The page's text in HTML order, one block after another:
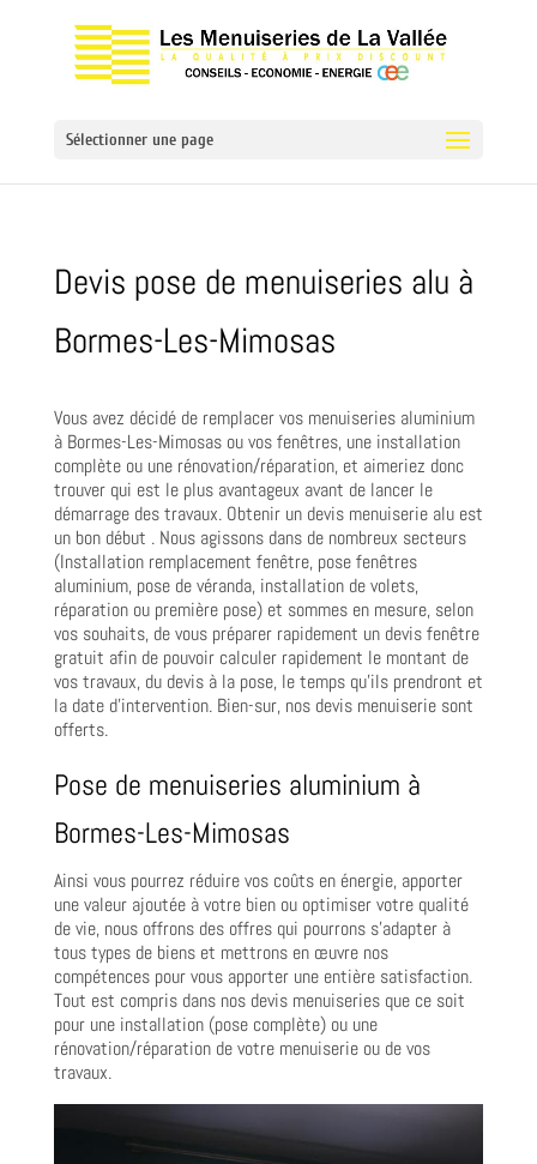
Sélectionner une page
Devis pose de menuiseries alu à
Bormes-Les-Mimosas
Vous avez décidé de remplacer vos menuiseries aluminium
à Bormes-Les-Mimosas ou vos fenêtres, une installation
complète ou une rénovation/réparation, et aimeriez donc
trouver qui est le plus avantageux avant de lancer le
démarrage des travaux. Obtenir un devis menuiserie alu est
un bon début . Nous agissons dans de nombreux secteurs
(Installation remplacement fenêtre, pose fenêtres
aluminium, pose de véranda, installation de volets,
réparation ou première pose) et sommes en mesure, selon
vos souhaits, de vous préparer rapidement un devis fenêtre
gratuit afin de pouvoir calculer rapidement le montant de
vos travaux, du devis à la pose, le temps qu’ils prendront et
la date d’intervention. Bien-sur, nos devis menuiserie sont
offerts.
Pose de menuiseries aluminium à
Bormes-Les-Mimosas
Ainsi vous pourrez réduire vos coûts en énergie, apporter
une valeur ajoutée à votre bien ou optimiser votre qualité
de vie, nous offrons des offres qui pourrons s’adapter à
tous types de biens et mettrons en œuvre nos
compétences pour vous apporter une entière satisfaction.
Tout est compris dans nos devis menuiseries que ce soit
pour une installation (pose complète) ou une
rénovation/réparation de votre menuiserie ou de vos
travaux.